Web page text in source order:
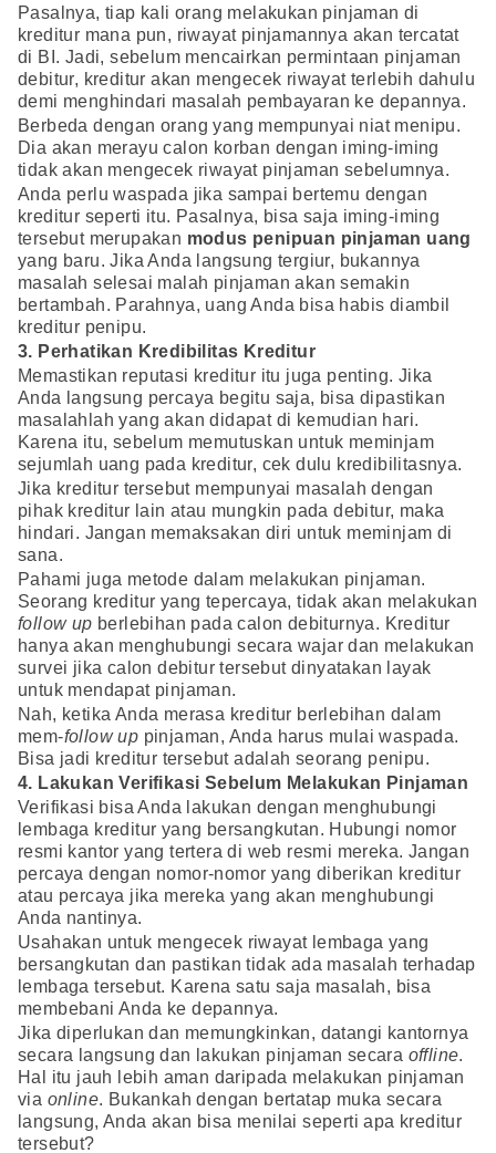
Pasalnya, tiap kali orang melakukan pinjaman di
kreditur mana pun, riwayat pinjamannya akan tercatat
di BI. Jadi, sebelum mencairkan permintaan pinjaman
debitur, kreditur akan mengecek riwayat terlebih dahulu
demi menghindari masalah pembayaran ke depannya.
Berbeda dengan orang yang mempunyai niat menipu.
Dia akan merayu calon korban dengan iming-iming
tidak akan mengecek riwayat pinjaman sebelumnya.
Anda perlu waspada jika sampai bertemu dengan
kreditur seperti itu. Pasalnya, bisa saja iming-iming
tersebut merupakan modus penipuan pinjaman uang
yang baru. Jika Anda langsung tergiur, bukannya
masalah selesai malah pinjaman akan semakin
bertambah. Parahnya, uang Anda bisa habis diambil
kreditur penipu.
3. Perhatikan Kredibilitas Kreditur
Memastikan reputasi kreditur itu juga penting. Jika
Anda langsung percaya begitu saja, bisa dipastikan
masalahlah yang akan didapat di kemudian hari.
Karena itu, sebelum memutuskan untuk meminjam
sejumlah uang pada kreditur, cek dulu kredibilitasnya.
Jika kreditur tersebut mempunyai masalah dengan
pihak kreditur lain atau mungkin pada debitur, maka
hindari. Jangan memaksakan diri untuk meminjam di
sana.
Pahami juga metode dalam melakukan pinjaman.
Seorang kreditur yang tepercaya, tidak akan melakukan
follow up berlebihan pada calon debiturnya. Kreditur
hanya akan menghubungi secara wajar dan melakukan
survei jika calon debitur tersebut dinyatakan layak
untuk mendapat pinjaman.
Nah, ketika Anda merasa kreditur berlebihan dalam
mem-follow up pinjaman, Anda harus mulai waspada.
Bisa jadi kreditur tersebut adalah seorang penipu.
4. Lakukan Verifikasi Sebelum Melakukan Pinjaman
Verifikasi bisa Anda lakukan dengan menghubungi
lembaga kreditur yang bersangkutan. Hubungi nomor
resmi kantor yang tertera di web resmi mereka. Jangan
percaya dengan nomor-nomor yang diberikan kreditur
atau percaya jika mereka yang akan menghubungi
Anda nantinya.
Usahakan untuk mengecek riwayat lembaga yang
bersangkutan dan pastikan tidak ada masalah terhadap
lembaga tersebut. Karena satu saja masalah, bisa
membebani Anda ke depannya.
Jika diperlukan dan memungkinkan, datangi kantornya
secara langsung dan lakukan pinjaman secara offline.
Hal itu jauh lebih aman daripada melakukan pinjaman
via online. Bukankah dengan bertatap muka secara
langsung, Anda akan bisa menilai seperti apa kreditur
tersebut?